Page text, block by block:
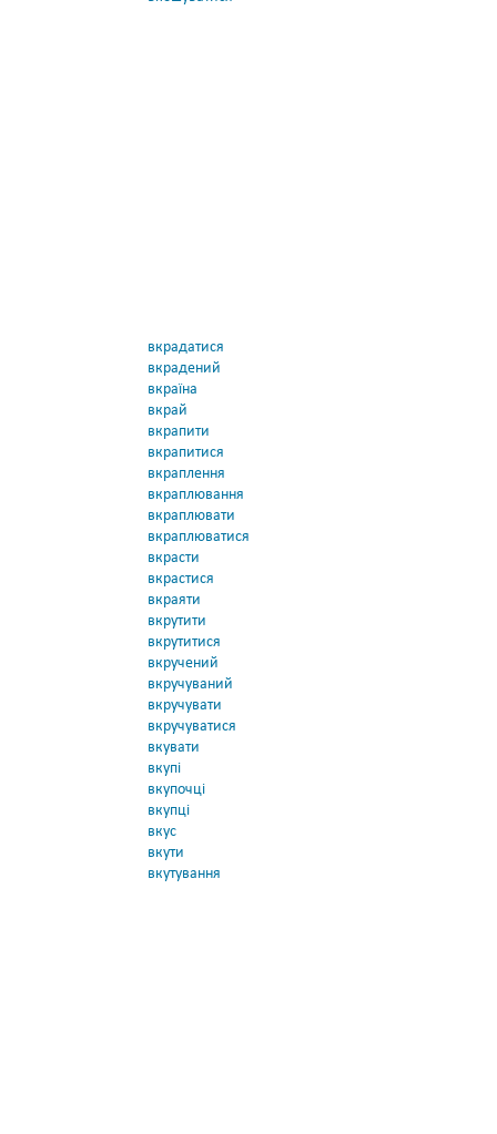
вкрадатися
вкрадений
вкраїна
вкрай
вкрапити
вкрапитися
вкраплення
вкраплювання
вкраплювати
вкраплюватися
вкрасти
вкрастися
вкраяти
вкрутити
вкрутитися
вкручений
вкручуваний
вкручувати
вкручуватися
вкувати
вкупі
вкупочці
вкупці
вкус
вкути
вкутування